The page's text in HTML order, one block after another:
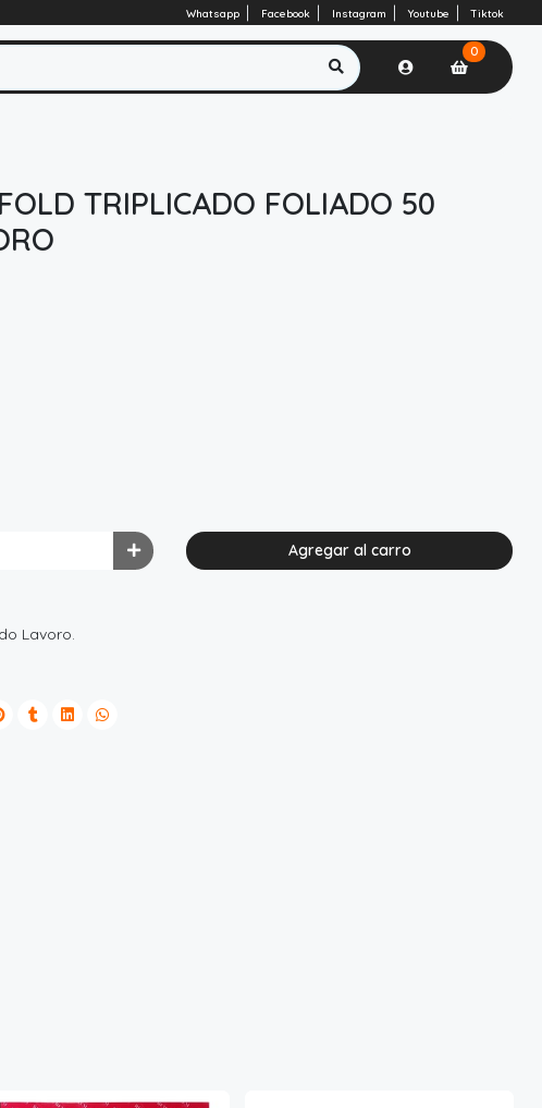
Whatsapp Facebook Instagram Youtube Tiktok
0
TRIPLICADO FOLIADO 50
Agregar al carro
Lavoro.